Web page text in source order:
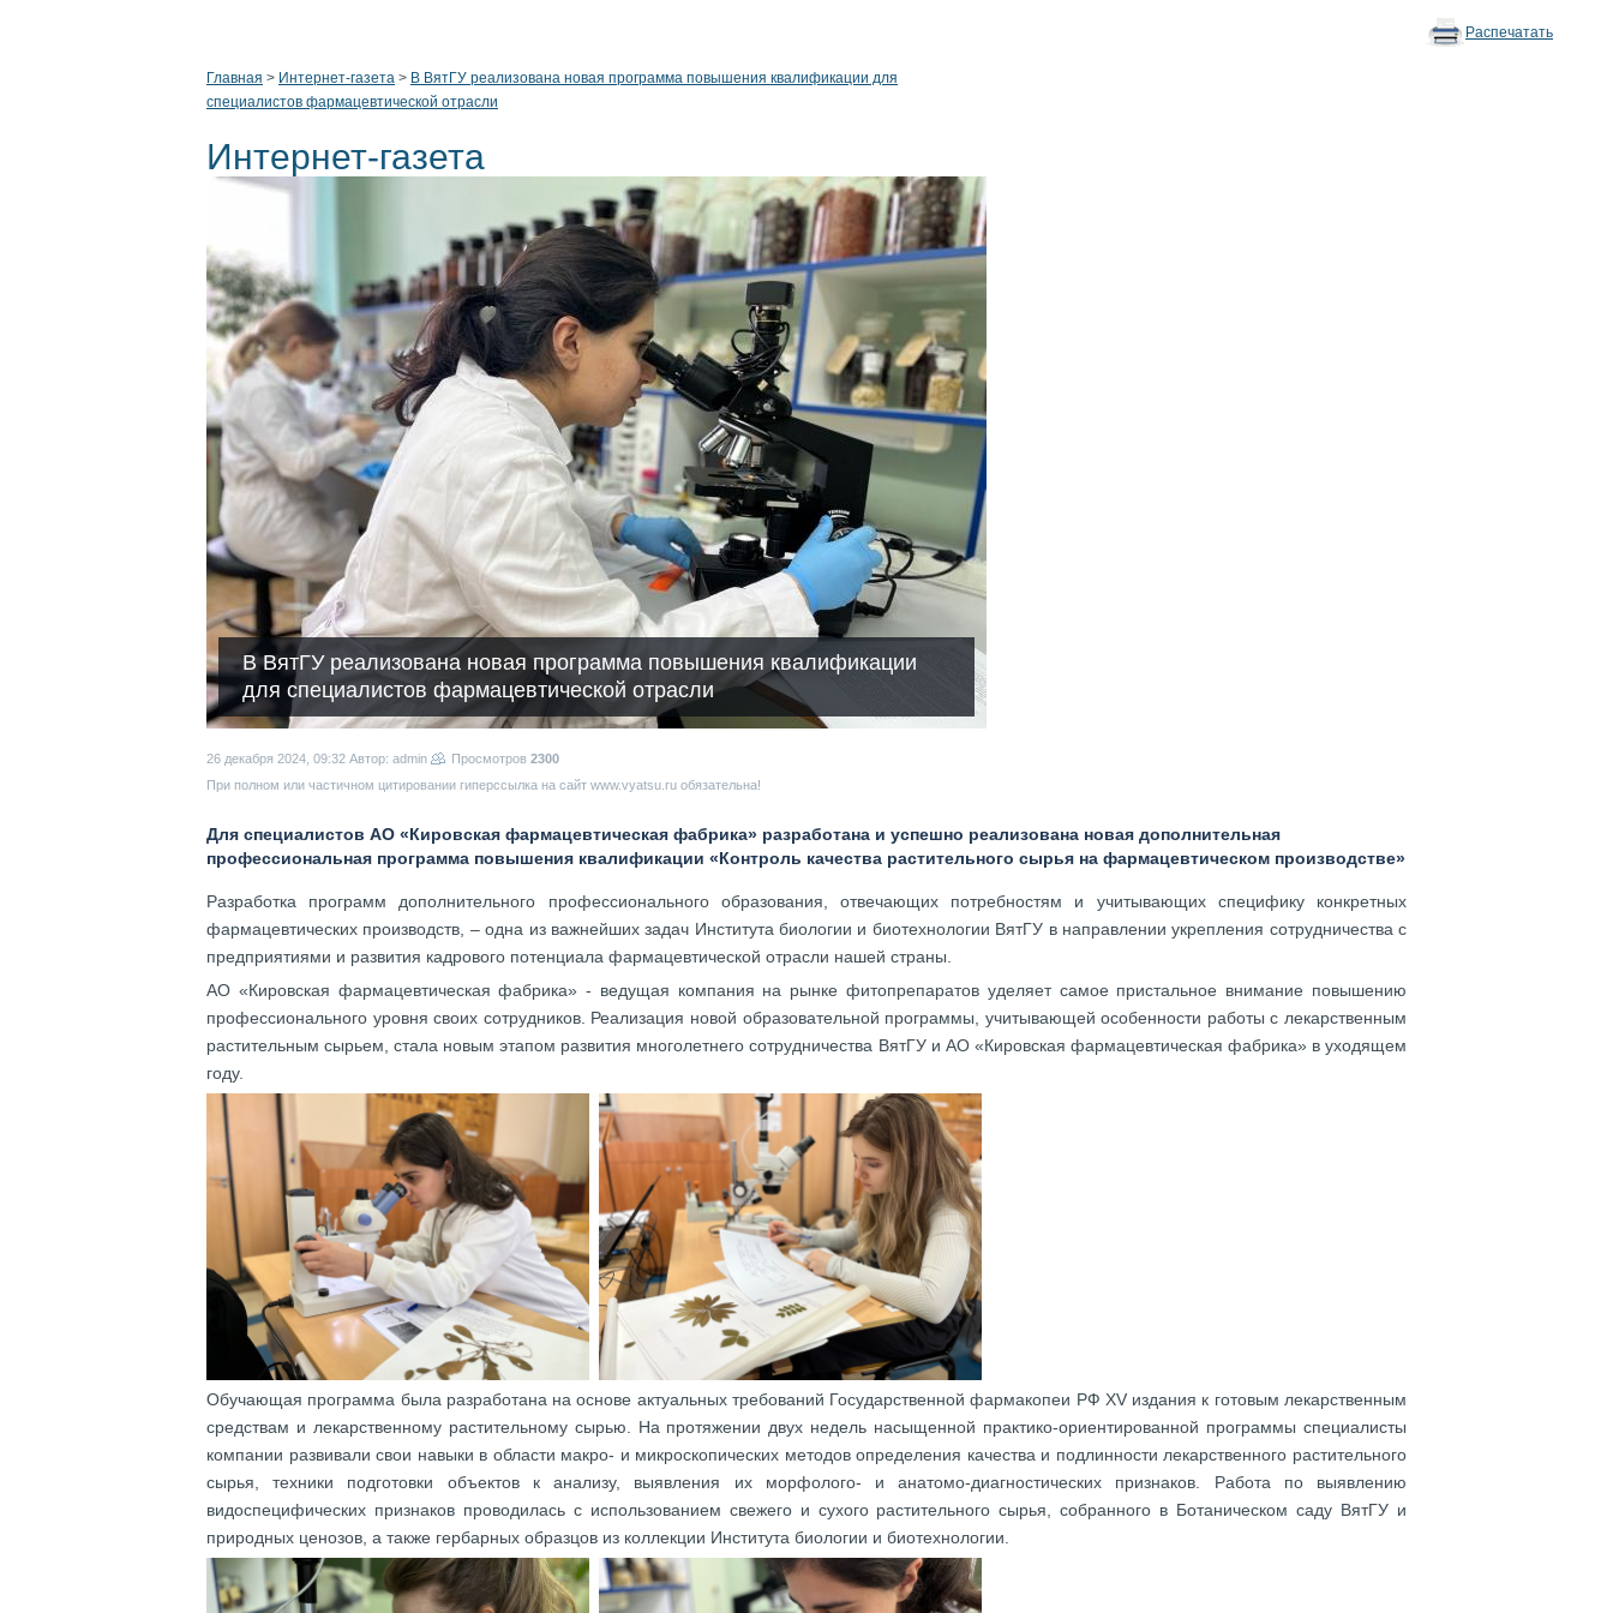
Распечатать
Главная > Интернет-газета > В ВятГУ реализована новая программа повышения квалификации для
специалистов фармацевтической отрасли
Интернет-газета
В ВятГУ реализована новая программа повышения квалификации
для специалистов фармацевтической отрасли
26 декабря 2024, 09:32 Автор: admin Просмотров 2300
При полном или частичном цитировании гиперссылка на сайт www.vyatsu.ru обязательна!
Для специалистов АО «Кировская фармацевтическая фабрика» разработана и успешно реализована новая дополнительная
профессиональная программа повышения квалификации «Контроль качества растительного сырья на фармацевтическом производстве»
Разработка программ дополнительного профессионального образования, отвечающих потребностям и учитывающих специфику конкретных
фармацевтических производств, – одна из важнейших задач Института биологии и биотехнологии ВятГУ в направлении укрепления сотрудничества с
предприятиями и развития кадрового потенциала фармацевтической отрасли нашей страны.
АО «Кировская фармацевтическая фабрика» - ведущая компания на рынке фитопрепаратов уделяет самое пристальное внимание повышению
профессионального уровня своих сотрудников. Реализация новой образовательной программы, учитывающей особенности работы с лекарственным
растительным сырьем, стала новым этапом развития многолетнего сотрудничества ВятГУ и АО «Кировская фармацевтическая фабрика» в уходящем
году.
Обучающая программа была разработана на основе актуальных требований Государственной фармакопеи РФ XV издания к готовым лекарственным
средствам и лекарственному растительному сырью. На протяжении двух недель насыщенной практико-ориентированной программы специалисты
компании развивали свои навыки в области макро- и микроскопических методов определения качества и подлинности лекарственного растительного
сырья, техники подготовки объектов к анализу, выявления их морфолого- и анатомо-диагностических признаков. Работа по выявлению
видоспецифических признаков проводилась с использованием свежего и сухого растительного сырья, собранного в Ботаническом саду ВятГУ и
природных ценозов, а также гербарных образцов из коллекции Института биологии и биотехнологии.